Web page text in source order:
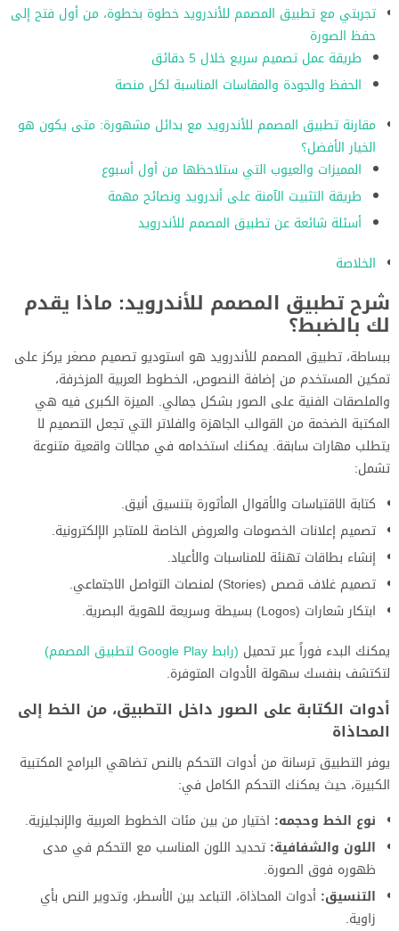
تجربتي مع تطبيق المصمم للأندرويد خطوة بخطوة، من أول فتح إلى
حفظ الصورة
طريقة عمل تصميم سريع خلال 5 دقائق
الحفظ والجودة والمقاسات المناسبة لكل منصة
مقارنة تطبيق المصمم للأندرويد مع بدائل مشهورة: متى يكون هو
الخيار الأفضل؟
المميزات والعيوب التي ستلاحظها من أول أسبوع
طريقة التثبيت الآمنة على أندرويد ونصائح مهمة
أسئلة شائعة عن تطبيق المصمم للأندرويد
الخلاصة
شرح تطبيق المصمم للأندرويد: ماذا يقدم
لك بالضبط؟
ببساطة، تطبيق المصمم للأندرويد هو استوديو تصميم مصغر يركز على
تمكين المستخدم من إضافة النصوص، الخطوط العربية المزخرفة،
والملصقات الفنية على الصور بشكل جمالي. الميزة الكبرى فيه هي
المكتبة الضخمة من القوالب الجاهزة والفلاتر التي تجعل التصميم لا
يتطلب مهارات سابقة. يمكنك استخدامه في مجالات واقعية متنوعة
تشمل:
كتابة الاقتباسات والأقوال المأثورة بتنسيق أنيق.
تصميم إعلانات الخصومات والعروض الخاصة للمتاجر الإلكترونية.
إنشاء بطاقات تهنئة للمناسبات والأعياد.
تصميم غلاف قصص (Stories) لمنصات التواصل الاجتماعي.
ابتكار شعارات (Logos) بسيطة وسريعة للهوية البصرية.
يمكنك البدء فوراً عبر تحميل (رابط Google Play لتطبيق المصمم)
لتكتشف بنفسك سهولة الأدوات المتوفرة.
أدوات الكتابة على الصور داخل التطبيق، من الخط إلى
المحاذاة
يوفر التطبيق ترسانة من أدوات التحكم بالنص تضاهي البرامج المكتبية
الكبيرة، حيث يمكنك التحكم الكامل في:
نوع الخط وحجمه: اختيار من بين مئات الخطوط العربية والإنجليزية.
اللون والشفافية: تحديد اللون المناسب مع التحكم في مدى
ظهوره فوق الصورة.
التنسيق: أدوات المحاذاة، التباعد بين الأسطر، وتدوير النص بأي
زاوية.